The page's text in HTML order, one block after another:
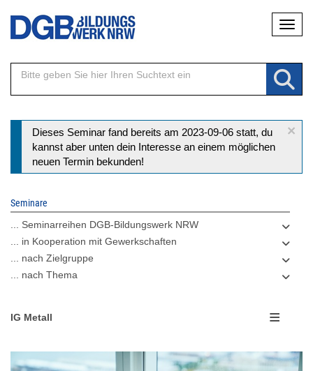
Direkt
Inhalt
×
Statusmeldung
Dieses Seminar fand bereits am 2023-09-06 statt, du
kannst aber unten dein Interesse an einem möglichen
neuen Termin bekunden!
Seminare
... Seminarreihen DGB-Bildungswerk NRW
... in Kooperation mit Gewerkschaften
... nach Zielgruppe
... nach Thema
IG Metall